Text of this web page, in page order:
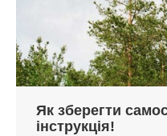
Як зберегти
інструкція!